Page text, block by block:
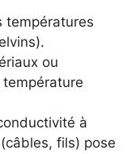
températures
ou
à
fils) pose